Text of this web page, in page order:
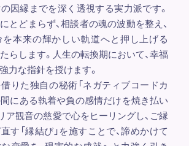
因縁までを深く透視する実力派です。
とどまらず、相談者の魂の波動を整え、
本来の輝かしい軌道へと押し上げる
たらします。人生の転換期において、幸福
力な指針を授けます。
りた独自の秘術「ネガティブコードカ
間にある執着や負の感情だけを焼き払い
ア観音の慈愛で心をヒーリングし、ご縁
す「縁結び」を施すことで、諦めかけて